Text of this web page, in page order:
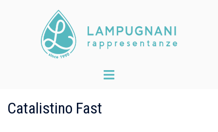
Toggle
Catalistino Fast